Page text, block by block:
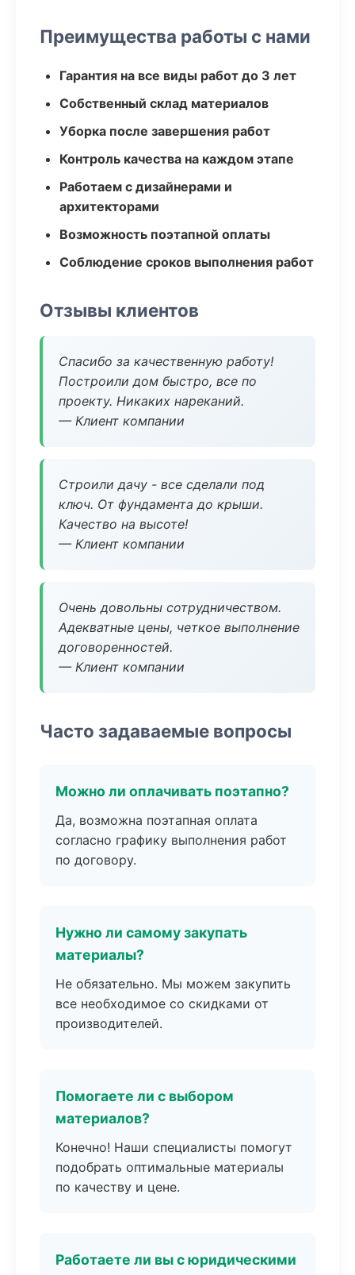
Преимущества работы с нами
Гарантия на все виды работ до 3 лет
Собственный склад материалов
Уборка после завершения работ
Контроль качества на каждом этапе
Работаем с дизайнерами и
архитекторами
Возможность поэтапной оплаты
Соблюдение сроков выполнения работ
Отзывы клиентов
Спасибо за качественную работу!
Построили дом быстро, все по
проекту. Никаких нареканий.
— Клиент компании
Строили дачу - все сделали под
ключ. От фундамента до крыши.
Качество на высоте!
— Клиент компании
Очень довольны сотрудничеством.
Адекватные цены, четкое выполнение
договоренностей.
— Клиент компании
Часто задаваемые вопросы
Можно ли оплачивать поэтапно?
Да, возможна поэтапная оплата
согласно графику выполнения работ
по договору.
Нужно ли самому закупать
материалы?
Не обязательно. Мы можем закупить
все необходимое со скидками от
производителей.
Помогаете ли с выбором
материалов?
Конечно! Наши специалисты помогут
подобрать оптимальные материалы
по качеству и цене.
Работаете ли вы с юридическими